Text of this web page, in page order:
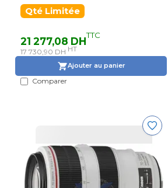
Qté Limitée
21 277,08 DHTTC
17 730,90 DH HT
Ajouter au panier
Comparer